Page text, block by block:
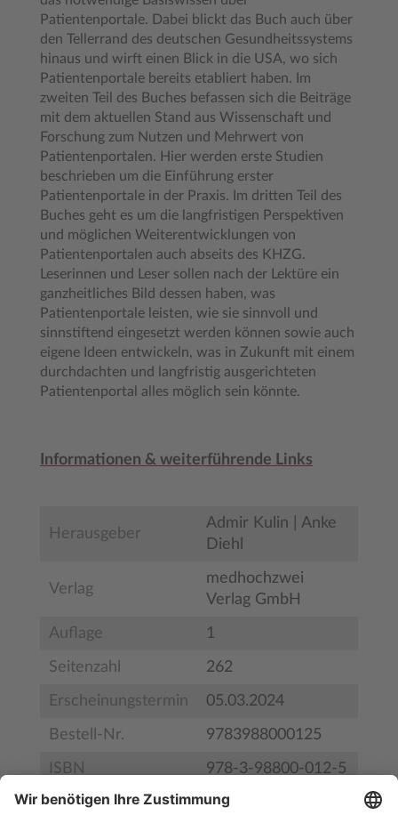
Patientenportale. Dabei blickt das Buch auch über
den Tellerrand des deutschen Gesundheitssystems
hinaus und wirft einen Blick in die USA, wo sich
Patientenportale bereits etabliert haben. Im
zweiten Teil des Buches befassen sich die Beiträge
mit dem aktuellen Stand aus Wissenschaft und
Forschung zum Nutzen und Mehrwert von
Patientenportalen. Hier werden erste Studien
beschrieben um die Einführung erster
Patientenportale in der Praxis. Im dritten Teil des
Buches geht es um die langfristigen Perspektiven
und möglichen Weiterentwicklungen von
Patientenportalen auch abseits des KHZG.
Leserinnen und Leser sollen nach der Lektüre ein
ganzheitliches Bild dessen haben, was
Patientenportale leisten, wie sie sinnvoll und
sinnstiftend eingesetzt werden können sowie auch
eigene Ideen entwickeln, was in Zukunft mit einem
durchdachten und langfristig ausgerichteten
Patientenportal alles möglich sein könnte.
Informationen & weiterführende Links
Herausgeber
Admir Kulin | Anke
Diehl
Verlag
medhochzwei
Verlag GmbH
Auflage 1
Seitenzahl 262
Erscheinungstermin 05.03.2024
Bestell-Nr. 9783988000125
ISBN 978-3-98800-012-5